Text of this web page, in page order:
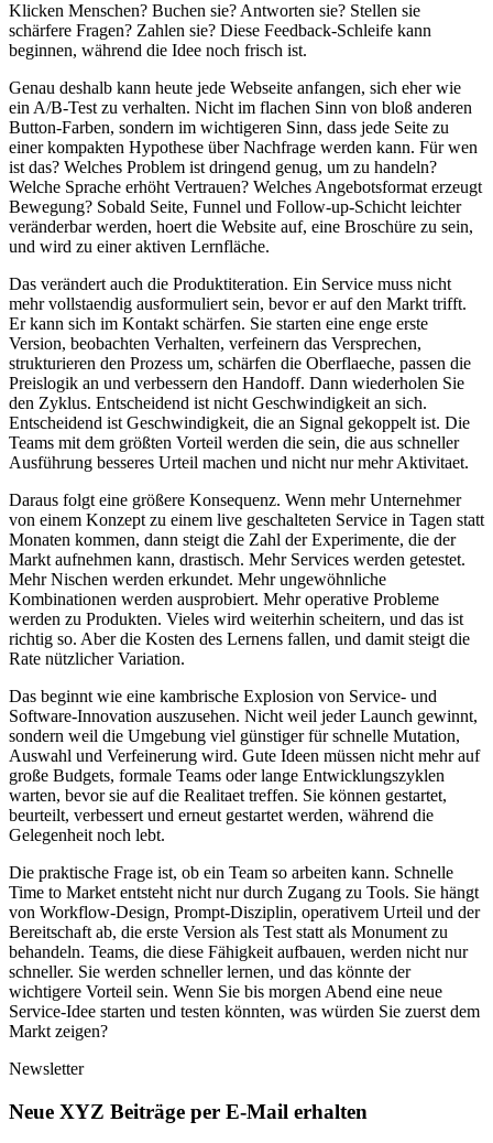
Klicken Menschen? Buchen sie? Antworten sie? Stellen sie
schärfere Fragen? Zahlen sie? Diese Feedback-Schleife kann
beginnen, während die Idee noch frisch ist.
Genau deshalb kann heute jede Webseite anfangen, sich eher wie
ein A/B-Test zu verhalten. Nicht im flachen Sinn von bloß anderen
Button-Farben, sondern im wichtigeren Sinn, dass jede Seite zu
einer kompakten Hypothese über Nachfrage werden kann. Für wen
ist das? Welches Problem ist dringend genug, um zu handeln?
Welche Sprache erhöht Vertrauen? Welches Angebotsformat erzeugt
Bewegung? Sobald Seite, Funnel und Follow-up-Schicht leichter
veränderbar werden, hoert die Website auf, eine Broschüre zu sein,
und wird zu einer aktiven Lernfläche.
Das verändert auch die Produktiteration. Ein Service muss nicht
mehr vollstaendig ausformuliert sein, bevor er auf den Markt trifft.
Er kann sich im Kontakt schärfen. Sie starten eine enge erste
Version, beobachten Verhalten, verfeinern das Versprechen,
strukturieren den Prozess um, schärfen die Oberflaeche, passen die
Preislogik an und verbessern den Handoff. Dann wiederholen Sie
den Zyklus. Entscheidend ist nicht Geschwindigkeit an sich.
Entscheidend ist Geschwindigkeit, die an Signal gekoppelt ist. Die
Teams mit dem größten Vorteil werden die sein, die aus schneller
Ausführung besseres Urteil machen und nicht nur mehr Aktivitaet.
Daraus folgt eine größere Konsequenz. Wenn mehr Unternehmer
von einem Konzept zu einem live geschalteten Service in Tagen statt
Monaten kommen, dann steigt die Zahl der Experimente, die der
Markt aufnehmen kann, drastisch. Mehr Services werden getestet.
Mehr Nischen werden erkundet. Mehr ungewöhnliche
Kombinationen werden ausprobiert. Mehr operative Probleme
werden zu Produkten. Vieles wird weiterhin scheitern, und das ist
richtig so. Aber die Kosten des Lernens fallen, und damit steigt die
Rate nützlicher Variation.
Das beginnt wie eine kambrische Explosion von Service- und
Software-Innovation auszusehen. Nicht weil jeder Launch gewinnt,
sondern weil die Umgebung viel günstiger für schnelle Mutation,
Auswahl und Verfeinerung wird. Gute Ideen müssen nicht mehr auf
große Budgets, formale Teams oder lange Entwicklungszyklen
warten, bevor sie auf die Realitaet treffen. Sie können gestartet,
beurteilt, verbessert und erneut gestartet werden, während die
Gelegenheit noch lebt.
Die praktische Frage ist, ob ein Team so arbeiten kann. Schnelle
Time to Market entsteht nicht nur durch Zugang zu Tools. Sie hängt
von Workflow-Design, Prompt-Disziplin, operativem Urteil und der
Bereitschaft ab, die erste Version als Test statt als Monument zu
behandeln. Teams, die diese Fähigkeit aufbauen, werden nicht nur
schneller. Sie werden schneller lernen, und das könnte der
wichtigere Vorteil sein. Wenn Sie bis morgen Abend eine neue
Service-Idee starten und testen könnten, was würden Sie zuerst dem
Markt zeigen?
Newsletter
Neue XYZ Beiträge per E-Mail erhalten